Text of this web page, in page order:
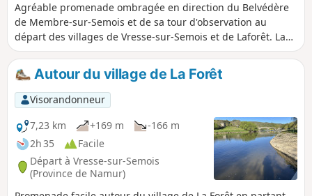
Agréable promenade ombragée en direction du Belvédère
de Membre-sur-Semois et de sa tour d'observation au
départ des villages de Vresse-sur-Semois et de Laforêt. La
première partie du circuit suit le cours de la Semois, pour
absorber ensuite la quasi totalité du dénivelé et atteindre le
point de vue. La suite du circuit est plus tranquille et
serpente dans le Bois de Rabumont sur le plateau séparant
les deux villages.
Autour du village de La Forêt
Visorandonneur
7,23 km
+169 m
-166 m
2h 35
Facile
Départ à Vresse-sur-Semois
(Province de Namur)